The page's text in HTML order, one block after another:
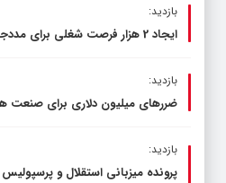
بازدید:
ایجاد 2 هزار فرصت شغلی برای مددجویان طی ۵ سال گذشته
بازدید:
ضررهای میلیون دلاری برای صنعت
بازدید:
پرونده میزبانی استقلال و